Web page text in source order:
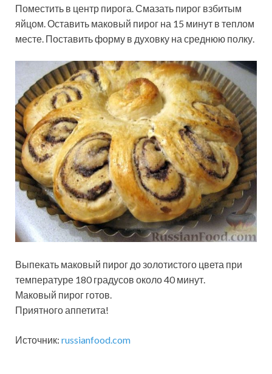
Поместить в центр пирога. Смазать пирог взбитым
яйцом. Оставить маковый пирог на 15 минут в теплом
месте. Поставить форму в духовку на среднюю полку.
Выпекать маковый пирог до золотистого цвета при
температуре 180 градусов около 40 минут.
Маковый пирог готов.
Приятного аппетита!
Источник: russianfood.com